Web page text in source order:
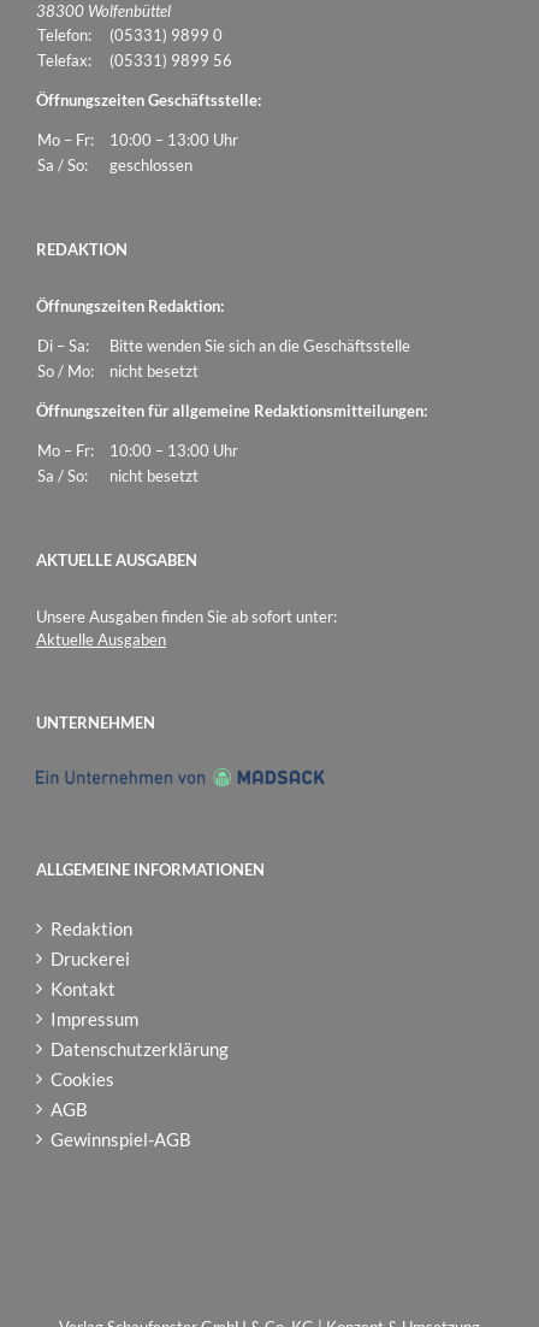
38300 Wolfenbüttel
Telefon:
(05331) 9899 0
Telefax:
(05331) 9899 56
Öffnungszeiten Geschäftsstelle:
Mo – Fr:
10:00 – 13:00 Uhr
Sa / So:
geschlossen
REDAKTION
Öffnungszeiten Redaktion:
Di – Sa:
Bitte wenden Sie sich an die Geschäftsstelle
So / Mo:
nicht besetzt
Öffnungszeiten für allgemeine Redaktionsmitteilungen:
Mo – Fr:
10:00 – 13:00 Uhr
Sa / So:
nicht besetzt
AKTUELLE AUSGABEN
Unsere Ausgaben finden Sie ab sofort unter:
Aktuelle Ausgaben
UNTERNEHMEN
ALLGEMEINE INFORMATIONEN
Redaktion
Druckerei
Kontakt
Impressum
Datenschutzerklärung
Cookies
AGB
Gewinnspiel-AGB